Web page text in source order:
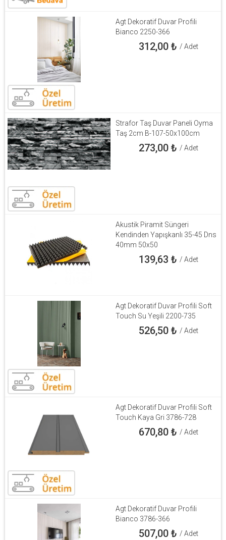
Agt Dekoratif Duvar Profili
Bianco 2250-366
312,00₺ / Adet
Strafor Taş Duvar Paneli Oyma
Taş 2cm B-107-50x100cm
273,00₺ / Adet
Akustik Piramit Süngeri
Kendinden Yapışkanlı 35-45 Dns
40mm 50x50
139,63 ₺ / Adet
Agt Dekoratif Duvar Profili Soft
Touch Su Yeşili 2200-735
526,50₺ / Adet
Agt Dekoratif Duvar Profili Soft
Touch Kaya Gri 3786-728
670,80₺ / Adet
Agt Dekoratif Duvar Profili
Bianco 3786-366
507,00₺ / Adet